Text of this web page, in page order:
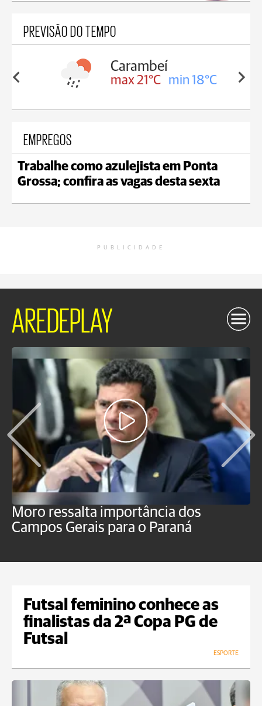
PREVISÃO DO TEMPO
18°C
Carambeí
max 21°C min 18°C
EMPREGOS
Trabalhe como azulejista em Ponta
Grossa; confira as vagas desta sexta
PUBLICIDADE
AREDEPLAY
Moro ressalta importância dos
Campos Gerais para o Paraná
Futsal feminino conhece as
finalistas da 2ª Copa PG de
Futsal
ESPORTE